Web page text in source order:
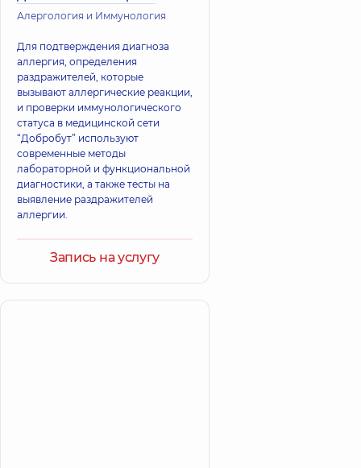
Алергология и Иммунология
Для подтверждения диагноза
аллергия, определения
раздражителей, которые
вызывают аллергические реакции,
и проверки иммунологического
статуса в медицинской сети
“Добробут” используют
современные методы
лабораторной и функциональной
диагностики, а также тесты на
выявление раздражителей
аллергии.
Запись на услугу